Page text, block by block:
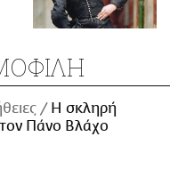
H σκληρή
τον Πάνο Βλάχο